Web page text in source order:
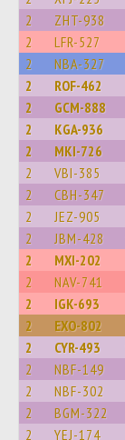
2 ZHT-938
2 LFR-527
2 NBA-327
2 ROF-462
2 GCM-888
2 KGA-936
2 MKI-726
2 VBI-385
2 CBH-347
2 JEZ-905
2 JBM-428
2 MXI-202
2 NAV-741
2 IGK-693
2 EXO-802
2 CYR-493
2 NBF-149
2 NBF-302
2 BGM-322
2 YEJ-174